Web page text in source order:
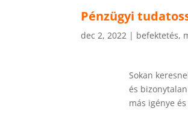
Pénzügyi
dec 2, 2022 | befektetés,
Sokan
és
más igénye